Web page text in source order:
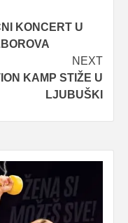
KONCERT U
NEXT
KAMP STIŽE U
LJUBUŠKI